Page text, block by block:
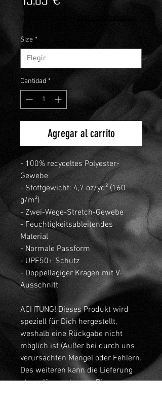
Size *
Cantidad *
Agregar al carrito
- 100% recyceltes Polyester-
Gewebe
- Stoffgewicht: 4,7 oz/yd² (160
g/m²)
- Zwei-Wege-Stretch-Gewebe
- Feuchtigkeitsableitendes
Material
- Normale Passform
- UPF50+ Schutz
- Doppellagiger Kragen mit V-
Ausschnitt
ACHTUNG! Dieses Produkt wird
speziell für Dich hergestellt,
weshalb eine Rückgabe nicht
möglich ist (Außer bei durch uns
verursachten Mengel oder Fehlern.
Des weiteren kann die Lieferung
etwas länger dauern. Die